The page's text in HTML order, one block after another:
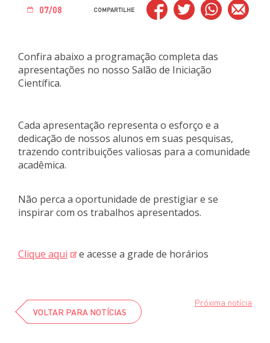
07/08 COMPARTILHE
Confira abaixo a programação completa das
apresentações no nosso Salão de Iniciação
Científica.
Cada apresentação representa o esforço e a
dedicação de nossos alunos em suas pesquisas,
trazendo contribuições valiosas para a comunidade
acadêmica.
Não perca a oportunidade de prestigiar e se
inspirar com os trabalhos apresentados.
Clique aqui e acesse a grade de horários
VOLTAR PARA NOTÍCIAS
Próxima notícia